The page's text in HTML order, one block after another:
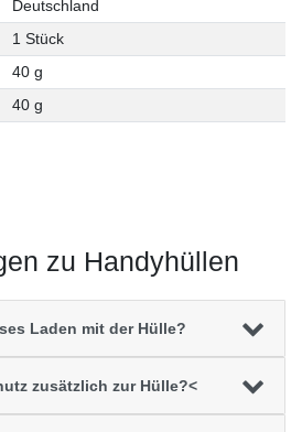
Deutschland
1 Stück
40 g
40 g
zu Handyhüllen
Laden mit der Hülle?
zusätzlich zur Hülle?<